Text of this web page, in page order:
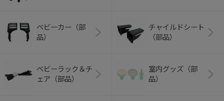
ベビーカー（部
品）
チャイルドシート
（部品）
ベビーラック＆チ
ェア（部品）
室内グッズ（部
品）